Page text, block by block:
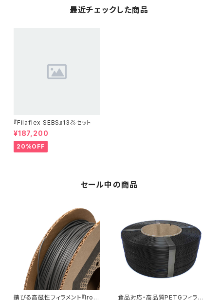
最近チェックした商品
『Filaflex SEBS』13巻セット
¥187,200
20%OFF
セール中の商品
錆びる高磁性フィラメント『Iron 食品対応・高品質PETGフィラメ